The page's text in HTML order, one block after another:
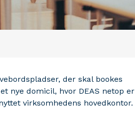
der skal bookes
nye domicil, hvor DEAS netop er
virksomhedens hovedkontor.